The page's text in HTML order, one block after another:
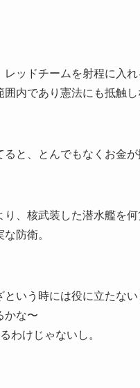
レッドチームを射程に入
囲内であり憲法にも抵触
と、とんでもなくお金が
り、核武装した潜水艦を
防衛。
という時には役に立たな
かな〜
わけじゃないし。